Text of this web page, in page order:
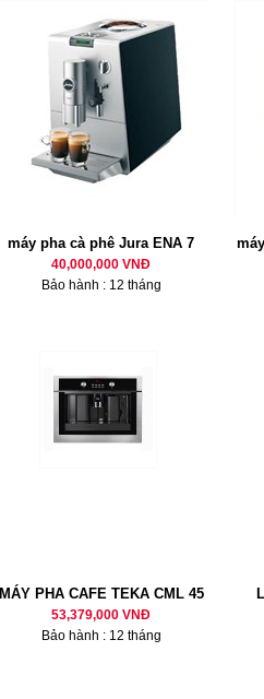
máy pha cà phê Jura ENA 7
40,000,000 VNĐ
Bảo hành : 12 tháng
MÁY PHA CAFE TEKA CML 45
53,379,000 VNĐ
Bảo hành : 12 tháng